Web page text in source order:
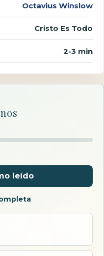
Octavius Winslow
Cristo Es Todo
2-3 min
leído